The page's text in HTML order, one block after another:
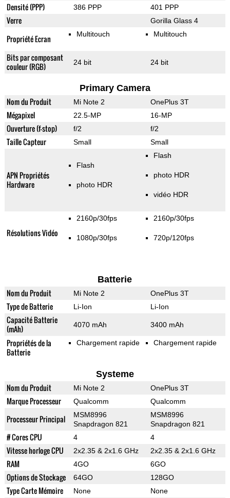
Densité (PPP) 386 PPP 401 PPP
Verre Gorilla Glass 4
Propriété Ecran Multitouch Multitouch
Bits par composant
couleur (RGB)
24 bit 24 bit
Primary Camera
Nom du Produit Mi Note 2 OnePlus 3T
Mégapixel 22.5-MP 16-MP
Ouverture (f-stop) f/2 f/2
Taille Capteur Small Small
APN Propriétés
Hardware
Flash
photo HDR
Flash
photo HDR
vidéo HDR
Résolutions Vidéo
2160p/30fps
1080p/30fps
2160p/30fps
720p/120fps
Batterie
Nom du Produit Mi Note 2 OnePlus 3T
Type de Batterie Li-Ion Li-Ion
Capacité Batterie
(mAh)
4070 mAh 3400 mAh
Propriétés de la
Batterie
Chargement rapide Chargement rapide
Systeme
Nom du Produit Mi Note 2 OnePlus 3T
Marque Processeur Qualcomm Qualcomm
Processeur Principal
MSM8996
Snapdragon 821
MSM8996
Snapdragon 821
# Cores CPU 4 4
Vitesse horloge CPU 2x2.35 & 2x1.6 GHz 2x2.35 & 2x1.6 GHz
RAM 4GO 6GO
Options de Stockage 64GO 128GO
Type Carte Mémoire None None